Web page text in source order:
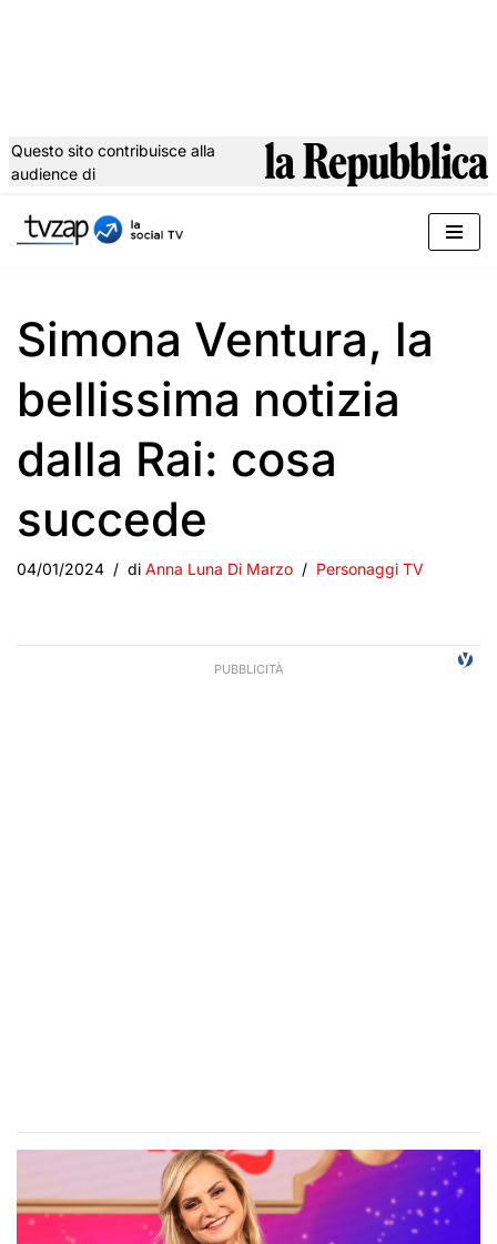
al
Questo sito contribuisce alla
audience di
Simona Ventura, la
bellissima notizia
dalla Rai: cosa
succede
04/01/2024 di Anna Luna Di Marzo Personaggi TV